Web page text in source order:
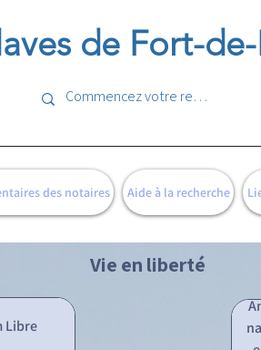
de Fort-
des notaires Aide à la recherche
Vie en liberté
Libre